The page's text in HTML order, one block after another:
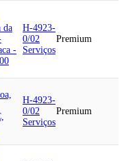
da
-
H-4923-
0/02
Serviços
Premium
H-4923-
0/02
Serviços
Premium